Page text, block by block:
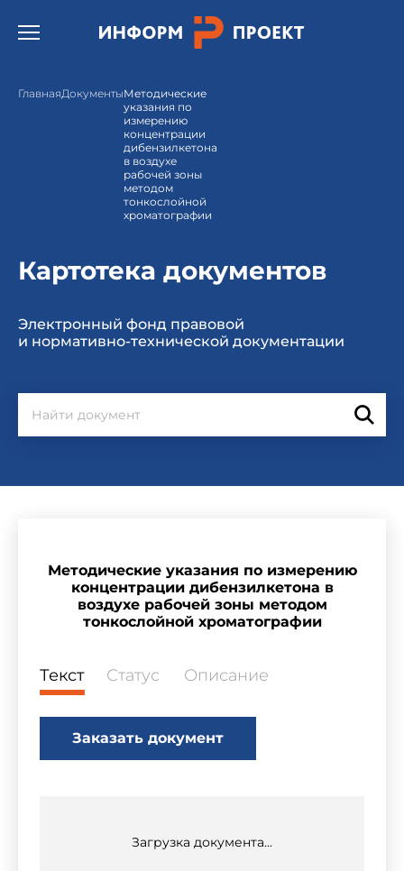
Открыть бургер меню.
ГлавнаяДокументыМетодические
указания по
измерению
концентрации
дибензилкетона
в воздухе
рабочей зоны
методом
тонкослойной
хроматографии
Картотека документов
Электронный фонд правовой
и нормативно-технической документации
Методические указания по измерению
концентрации дибензилкетона в
воздухе рабочей зоны методом
тонкослойной хроматографии
Текст Статус Описание
Заказать документ
Загрузка документа...